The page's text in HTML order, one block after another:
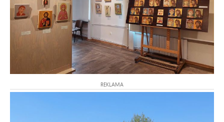
REKLAMA